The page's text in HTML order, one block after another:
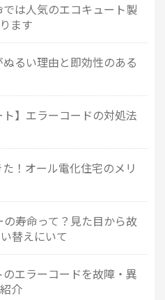
は人気のエコキュート製
ます
るい理由と即効性のある
ト】エラーコードの対処法
！オール電化住宅のメリ
寿命って？見た目から故
替えにいて
エラーコードを故障・異
介